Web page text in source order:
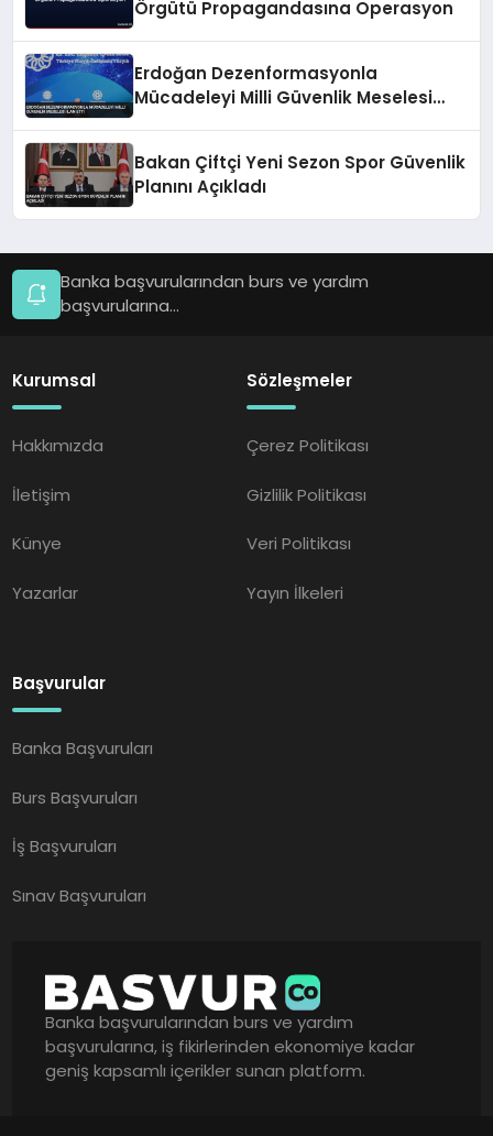
Örgütü Propagandasına Operasyon
Erdoğan Dezenformasyonla
Mücadeleyi Milli Güvenlik Meselesi
Bakan Çiftçi Yeni Sezon Spor Güvenlik
Planını Açıkladı
Banka başvurularından burs ve yardım
başvurularına...
Kurumsal
Hakkımızda
İletişim
Künye
Yazarlar
Sözleşmeler
Çerez Politikası
Gizlilik Politikası
Veri Politikası
Yayın İlkeleri
Başvurular
Banka Başvuruları
Burs Başvuruları
İş Başvuruları
Sınav Başvuruları
Banka başvurularından burs ve yardım
başvurularına, iş fikirlerinden ekonomiye kadar
geniş kapsamlı içerikler sunan platform.